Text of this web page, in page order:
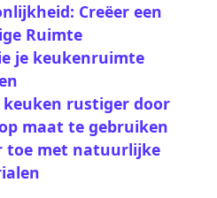
Creëer een
Ruimte
je keukenruimte
keuken rustiger door
maat te gebruiken
toe met natuurlijke